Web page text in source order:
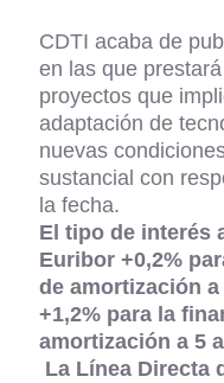
CDTI acaba de
en las que
proyectos que
adaptación de
nuevas
sustancial con
la fecha.
El tipo de interés
Euribor +0,2%
de amortización
+1,2% para la
amortización a 5
La Línea Directa